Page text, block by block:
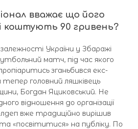
вважає що його
коштують 90 гривень?
України у Збаражі
матч, під час якого
зганьбився екс-
тепер головний ляшківець
Богдан Яциковський. Не
відношення до організації
вже традиційно вирішив
«посвітитися» на публіку. По